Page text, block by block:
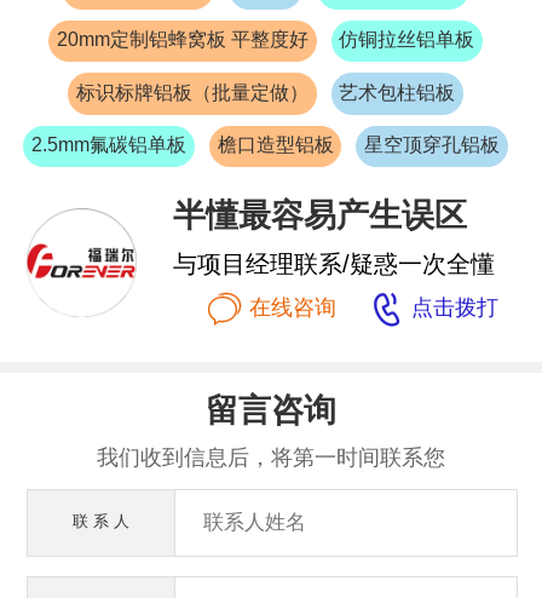
20mm定制铝蜂窝板 平整度好 仿铜拉丝铝单板
标识标牌铝板（批量定做） 艺术包柱铝板
2.5mm氟碳铝单板 檐口造型铝板 星空顶穿孔铝板
半懂最容易产生误区
与项目经理联系/疑惑一次全懂
 在线咨询  点击拨打
留言咨询
我们收到信息后，将第一时间联系您
联 系 人